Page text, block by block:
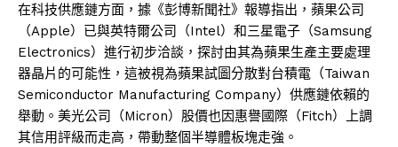
在科技供應鏈方面，據《彭博新聞社》報導指出，蘋果公司
（Apple）已與英特爾公司（Intel）和三星電子（Samsung
Electronics）進行初步洽談，探討由其為蘋果生產主要處理
器晶片的可能性，這被視為蘋果試圖分散對台積電（Taiwan
Semiconductor Manufacturing Company）供應鏈依賴的
舉動。美光公司（Micron）股價也因惠譽國際（Fitch）上調
其信用評級而走高，帶動整個半導體板塊走強。